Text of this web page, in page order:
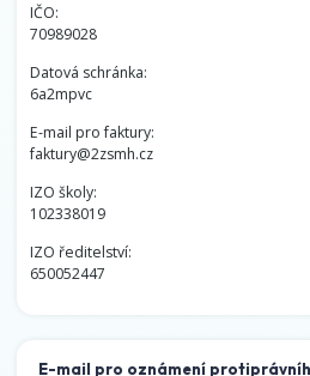
IČO:
70989028
Datová schránka:
6a2mpvc
E-mail pro faktury:
faktury@2zsmh.cz
IZO školy:
102338019
IZO ředitelství:
650052447
E-mail pro oznámení